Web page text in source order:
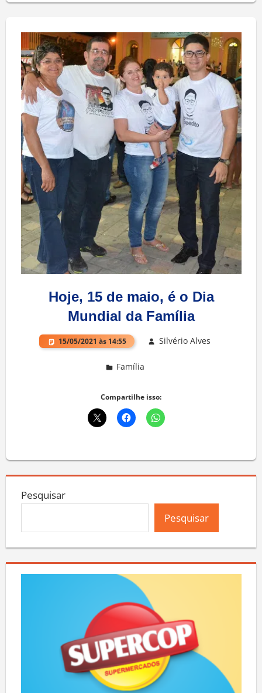
Hoje, 15 de maio, é o Dia
Mundial da Família
15/05/2021 às 14:55 Silvério Alves
Família
Compartilhe isso:
Pesquisar
Pesquisar